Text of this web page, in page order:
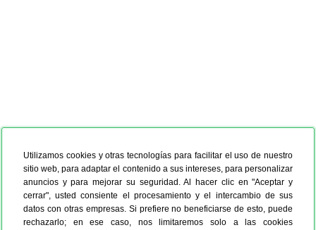
Utilizamos cookies y otras tecnologías para facilitar el uso de nuestro
sitio web, para adaptar el contenido a sus intereses, para personalizar
anuncios y para mejorar su seguridad. Al hacer clic en "Aceptar y
cerrar", usted consiente el procesamiento y el intercambio de sus
datos con otras empresas. Si prefiere no beneficiarse de esto, puede
rechazarlo; en ese caso, nos limitaremos solo a las cookies